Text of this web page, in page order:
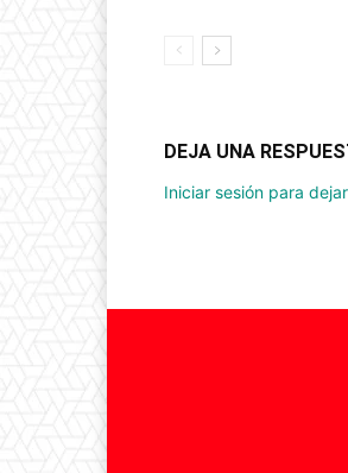
DEJA UNA
Iniciar sesión para